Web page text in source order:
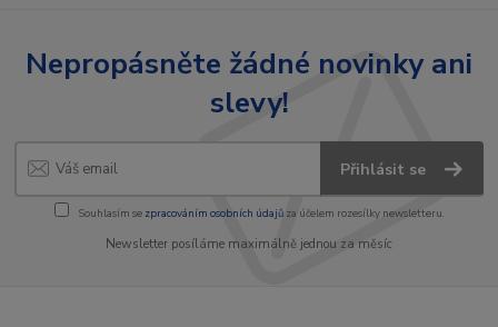
Nepropásněte žádné novinky ani
slevy!
Přihlásit se
Souhlasím se zpracováním osobních údajůza účelem rozesílky newsletteru.
Newsletter posíláme maximálně jednou za měsíc